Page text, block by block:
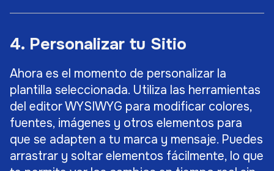
4. Personalizar tu Sitio
Ahora es el momento de personalizar la
plantilla seleccionada. Utiliza las herramientas
del editor WYSIWYG para modificar colores,
fuentes, imágenes y otros elementos para
que se adapten a tu marca y mensaje. Puedes
arrastrar y soltar elementos fácilmente, lo que